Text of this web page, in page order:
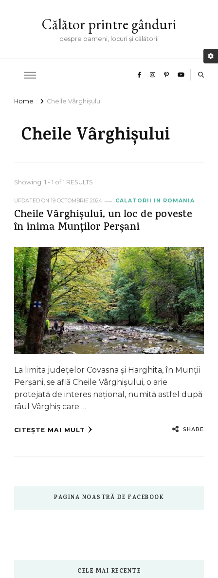
Călător printre gânduri
despre oameni, locuri și călătorii
Home Cheile Vârghișului
Cheile Vârghișului
Showing: 1 - 1 of 1 RESULTS
UPDATED ON 19 OCTOMBRIE 2024 CALATORII IN ROMANIA
Cheile Vârghișului, un loc de poveste
în inima Munților Perșani
La limita județelor Covasna și Harghita, în Munții
Perșani, se află Cheile Vârghișului, o arie
protejată de interes național, numită astfel după
râul Vârghiș care …
CITEȘTE MAI MULT SHARE
PAGINA NOASTRĂ DE FACEBOOK
CELE MAI RECENTE